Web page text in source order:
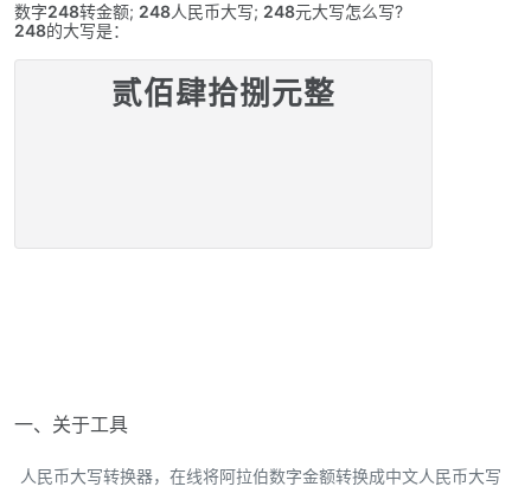
数字248转金额; 248人民币大写; 248元大写怎么写?
248的大写是：
贰佰肆拾捌元整
一、关于工具
人民币大写转换器，在线将阿拉伯数字金额转换成中文人民币大写